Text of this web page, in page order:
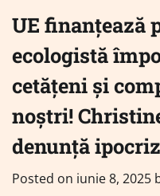
UE finanțează
ecologistă
cetățeni și
noștri!
denunță
Posted on iunie 8, 2025